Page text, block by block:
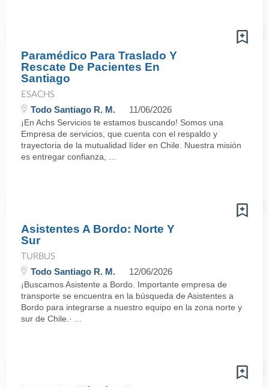
Paramédico Para Traslado Y
Rescate De Pacientes En
Santiago
ESACHS
Todo Santiago R. M. 11/06/2026
¡En Achs Servicios te estamos buscando! Somos una
Empresa de servicios, que cuenta con el respaldo y
trayectoria de la mutualidad líder en Chile. Nuestra misión
es entregar confianza, ...
Asistentes A Bordo: Norte Y
Sur
TURBUS
Todo Santiago R. M. 12/06/2026
¡Buscamos Asistente a Bordo. Importante empresa de
transporte se encuentra en la búsqueda de Asistentes a
Bordo para integrarse a nuestro equipo en la zona norte y
sur de Chile.· ...